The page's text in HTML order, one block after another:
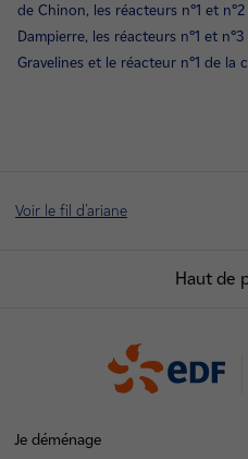
de Chinon, les réacteurs n°1 et
Dampierre, les réacteurs n°1 et
Gravelines et le réacteur n°1 de la
Voir le fil d'ariane
Haut de
Je déménage